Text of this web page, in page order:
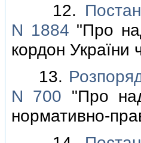
12.
N 1884 "Про
кордон України
13.
N 700 "Про
нормативно-